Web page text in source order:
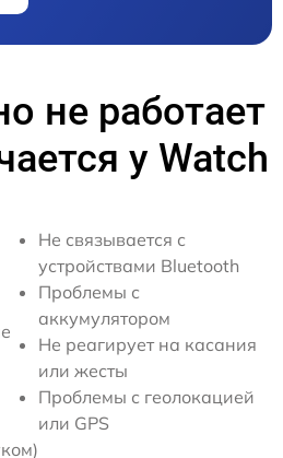
не работает
у Watch
Не связывается с
устройствами Bluetooth
Проблемы с
аккумулятором
Не реагирует на касания
или жесты
Проблемы с геолокацией
или GPS